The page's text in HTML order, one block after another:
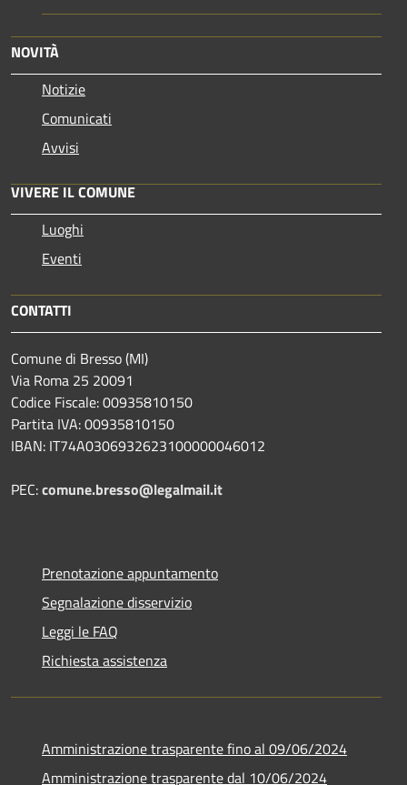
NOVITÀ
Notizie
Comunicati
Avvisi
VIVERE IL COMUNE
Luoghi
Eventi
CONTATTI
Comune di Bresso (MI)
Via Roma 25 20091
Codice Fiscale: 00935810150
Partita IVA: 00935810150
IBAN: IT74A0306932623100000046012
PEC:comune.bresso@legalmail.it
Prenotazione appuntamento
Segnalazione disservizio
Leggi le FAQ
Richiesta assistenza
Amministrazione trasparente fino al 09/06/2024
Amministrazione trasparente dal 10/06/2024